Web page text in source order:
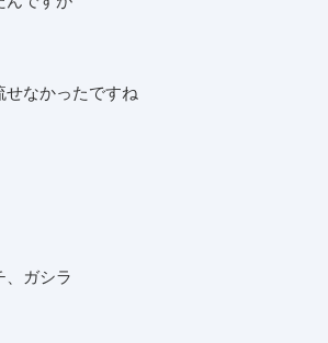
なかったですね
ガシラ